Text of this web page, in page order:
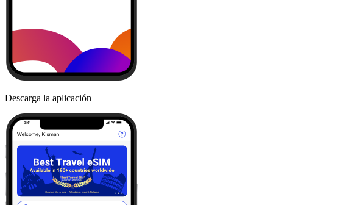
Descarga la aplicación